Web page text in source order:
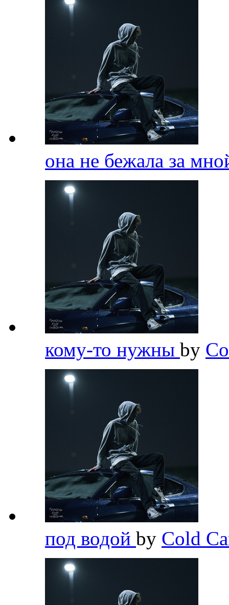
она не бежала за
кому-то нужны by
под водой by Cold